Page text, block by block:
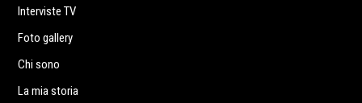
Interviste TV
Foto gallery
Chi sono
La mia storia